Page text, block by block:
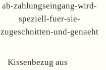
ab-zahlungseingang-wird-
speziell-fuer-sie-
zugeschnitten-und-genaeht
Kissenbezug aus
Angebot!